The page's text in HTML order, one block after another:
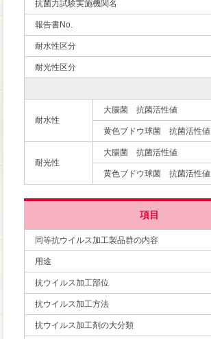
抗菌力試験実施機関名
報告書No.
耐水性区分
耐光性区分
耐水性
大腸菌 抗菌活性値
黄色ブドウ球菌 抗菌活性値
耐光性
大腸菌 抗菌活性値
黄色ブドウ球菌 抗菌活性値
項目
同等抗ウイルス加工製品群の内容
用途
抗ウイルス加工部位
抗ウイルス加工方法
抗ウイルス加工剤の大分類